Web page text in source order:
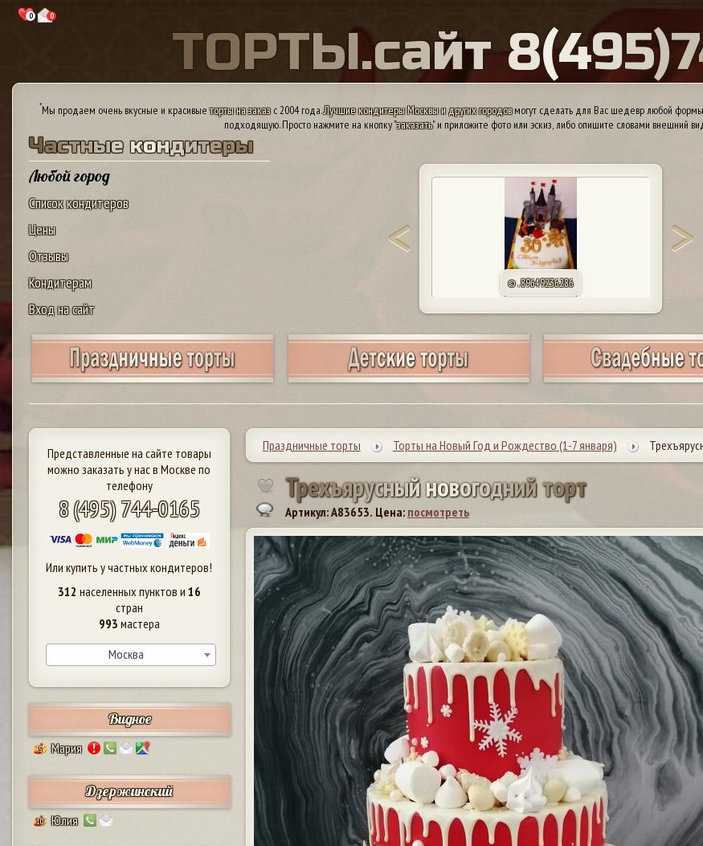
0 0
ТОРТЫ.сайт 8(495)7
*Мы продаем очень вкусные и красивыеторты на заказс 2004 года.Лучшие кондитеры Москвы и других городовмогут сделать для Вас шедевр любой
подходящую. Просто нажмите на кнопку "заказать" и приложите фото или эскиз, либо опишите словами внешний
Частные кондитеры
Любой город
Список кондитеров
Цены
Отзывы
Кондитерам
Вход на сайт
© . 89649236286
Представленные на сайте товары
можно заказать у нас в Москве по
телефону
8 (495) 744-0165
Или купить у частных кондитеров!
312 населенных пунктов и 16
стран
993 мастера
Москва
Видное
5 Мария
Дзержинский
10 Юлия
Праздничные торты Торты на Новый Год и Рождество (1-7 января)
Трехъярусныйновогоднийторт
Артикул: A83653. Цена: посмотреть